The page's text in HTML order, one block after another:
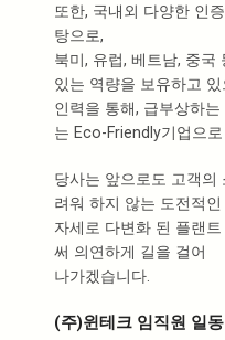
또한, 국내외 다양한 인
탕으로,
북미, 유럽, 베트남, 중
있는 역량을 보유하고
인력을 통해, 급부상하
는 Eco-Friendly기업으
당사는 앞으로도 고객의
려워 하지 않는 도전적인
자세로 다변화 된 플랜
써 의연하게 길을 걸어
나가겠습니다.
(주)윈테크 임직원 일동